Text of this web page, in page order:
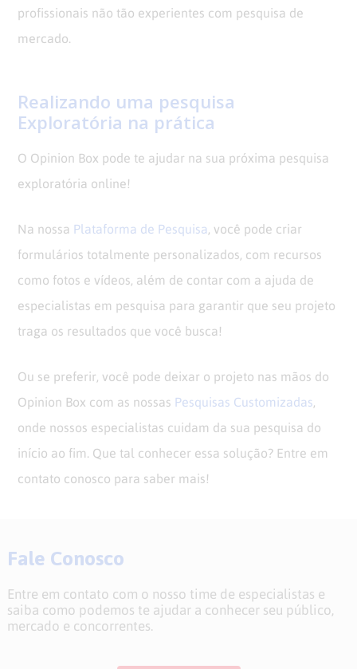
profissionais não tão experientes com pesquisa de
mercado.
Realizando uma pesquisa
Exploratória na prática
O Opinion Box pode te ajudar na sua próxima pesquisa
exploratória online!
Na nossa Plataforma de Pesquisa, você pode criar
formulários totalmente personalizados, com recursos
como fotos e vídeos, além de contar com a ajuda de
especialistas em pesquisa para garantir que seu projeto
traga os resultados que você busca!
Ou se preferir, você pode deixar o projeto nas mãos do
Opinion Box com as nossas Pesquisas Customizadas,
onde nossos especialistas cuidam da sua pesquisa do
início ao fim. Que tal conhecer essa solução? Entre em
contato conosco para saber mais!
Fale Conosco
Entre em contato com o nosso time de especialistas e
saiba como podemos te ajudar a conhecer seu público,
mercado e concorrentes.